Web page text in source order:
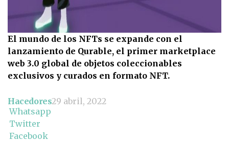
El mundo de los NFTs se expande con el
lanzamiento de Qurable, el primer marketplace
web 3.0 global de objetos coleccionables
exclusivos y curados en formato NFT.
Hacedores29 abril, 2022
Whatsapp
Twitter
Facebook